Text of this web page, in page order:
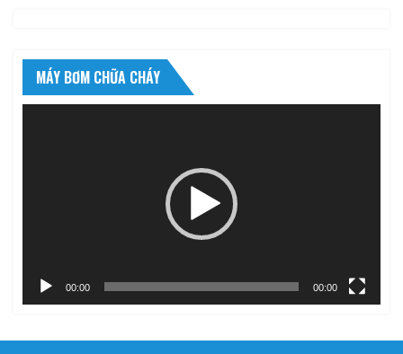
MÁY BƠM CHỮA CHÁY
00:00 00:00